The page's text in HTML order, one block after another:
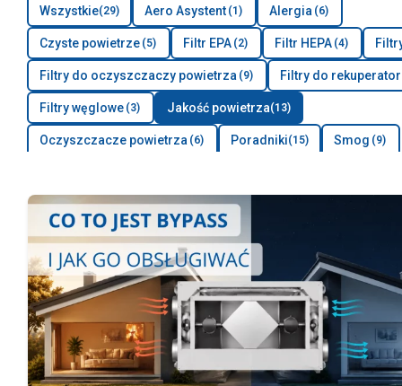
Wszystkie 29 Aero Asystent 1 Alergia 6
Czyste powietrze 5 Filtr EPA 2 Filtr HEPA 4
Filtry do oczyszczaczy powietrza 9 Filtry do
Filtry węglowe 3 Jakość powietrza 13
Oczyszczacze powietrza 6 Poradniki 15 Smog 9